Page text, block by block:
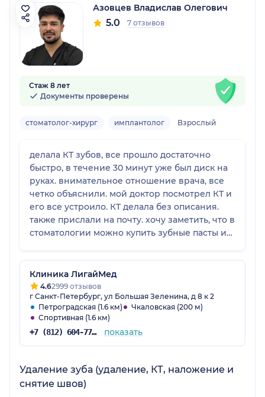
Азовцев Владислав Олегович
5.0 7 отзывов
Стаж 8 лет
Документы проверены
стоматолог-хирург имплантолог Взрослый
делала КТ зубов, все прошло достаточно
быстро, в течение 30 минут уже был диск на
руках. внимательное отношение врача, все
четко объяснили. мой доктор посмотрел КТ и
его все устроило. КТ делала без описания.
также прислали на почту. хочу заметить, что в
стоматологии можно купить зубные пасты и
оригинальные. рекомендую для посещения.
Клиника ЛигайМед
4.62999 отзывов
г Санкт-Петербург, ул Большая Зеленина, д 8 к 2
Петроградская (1.6 км)
Чкаловская (200 м)
Спортивная (1.6 км)
+7 (812) 604-77-48 показать
Удаление зуба (удаление, КТ, наложение и
снятие швов)